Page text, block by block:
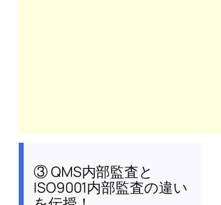
③ QMS内部監査と
ISO9001内部監査の違い